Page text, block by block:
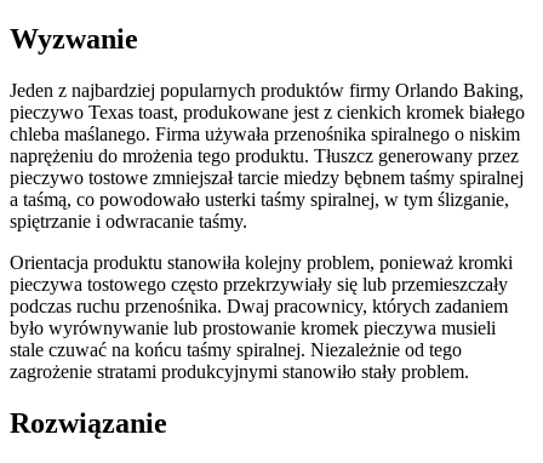
Wyzwanie
Jeden z najbardziej popularnych produktów firmy Orlando Baking,
pieczywo Texas toast, produkowane jest z cienkich kromek białego
chleba maślanego. Firma używała przenośnika spiralnego o niskim
naprężeniu do mrożenia tego produktu. Tłuszcz generowany przez
pieczywo tostowe zmniejszał tarcie miedzy bębnem taśmy spiralnej
a taśmą, co powodowało usterki taśmy spiralnej, w tym ślizganie,
spiętrzanie i odwracanie taśmy.
Orientacja produktu stanowiła kolejny problem, ponieważ kromki
pieczywa tostowego często przekrzywiały się lub przemieszczały
podczas ruchu przenośnika. Dwaj pracownicy, których zadaniem
było wyrównywanie lub prostowanie kromek pieczywa musieli
stale czuwać na końcu taśmy spiralnej. Niezależnie od tego
zagrożenie stratami produkcyjnymi stanowiło stały problem.
Rozwiązanie